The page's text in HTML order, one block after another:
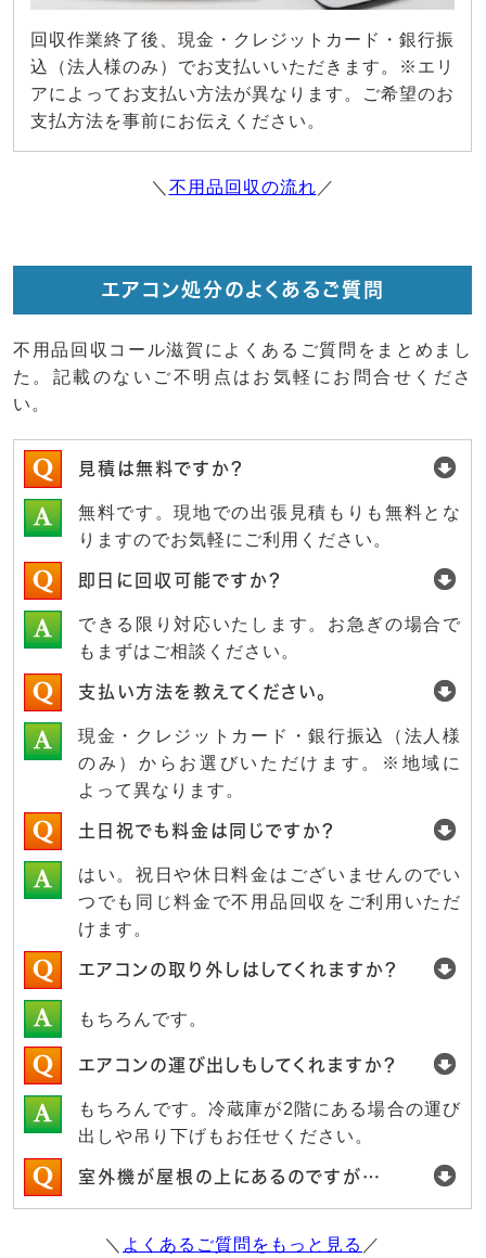
回収作業終了後、現金・クレジットカード・銀行振
込（法人様のみ）でお支払いいただきます。※エリ
アによってお支払い方法が異なります。ご希望のお
支払方法を事前にお伝えください。
＼ 不用品回収の流れ ／
エアコン処分のよくあるご質問
不用品回収コール滋賀によくあるご質問をまとめまし
た。記載のないご不明点はお気軽にお問合せくださ
い。
見積は無料ですか？
無料です。現地での出張見積もりも無料とな
りますのでお気軽にご利用ください。
即日に回収可能ですか？
できる限り対応いたします。お急ぎの場合で
もまずはご相談ください。
支払い方法を教えてください。
現金・クレジットカード・銀行振込（法人様
のみ）からお選びいただけます。※地域に
よって異なります。
土日祝でも料金は同じですか？
はい。祝日や休日料金はございませんのでい
つでも同じ料金で不用品回収をご利用いただ
けます。
エアコンの取り外しはしてくれますか？
もちろんです。
エアコンの運び出しもしてくれますか？
もちろんです。冷蔵庫が2階にある場合の運び
出しや吊り下げもお任せください。
室外機が屋根の上にあるのですが…
＼ よくあるご質問をもっと見る ／